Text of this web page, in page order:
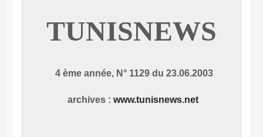
TUNISNEWS
4 ème année, N° 1129 du 23.06.2003
archives : www.tunisnews.net